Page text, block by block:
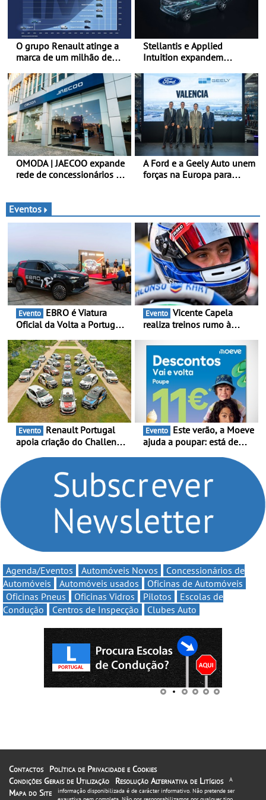
O grupo Renault atinge a
marca de um milhão de
in France” desde 2010
Stellantis e Applied
Intuition expandem
Brain - Para avançar no
software de veículos e
melhorar a experiência dos
clientes
OMODA | JAECOO expande
rede de concessionários -
bom ritmo
A Ford e a Geely Auto unem
forças na Europa para
Eventos
Evento
Oficial da Volta a Portugal
presença nacional ao lado
da mítica prova de ciclismo
e leva a sua gama SUV
multi-energia às estradas
de Portugal
Evento
realiza treinos rumo à
Portugal Karting e mira boa
estreia - O Campeonato
Portugal Karting 2026
decorre entre 1 de Março e
6 de Setembro
Evento
apoia criação do Challenge
compromisso com o
automobilismo nacional
continua em 2026
Evento
ajuda a poupar: está de
Volta” com descontos de
Agenda/Eventos Automóveis Novos
Concessionários de
Automóveis
Automóveis usados
Oficinas de Automóveis
Oficinas Pneus
Oficinas Vidros Pilotos
Escolas de
Condução
Centros de Inspecção Clubes Auto
Contactos
Política de Privacidade e Cookies
Condições Gerais de Utilização
Resolução Alternativa de Litígios
Mapa do Site
A
informação disponibilizada é de carácter informativo. Não pretende ser